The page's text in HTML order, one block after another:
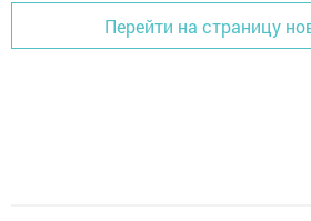
Перейти на страницу